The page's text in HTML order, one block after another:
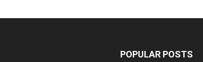
POPULAR POSTS